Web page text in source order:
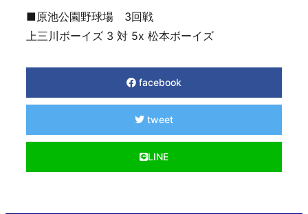
■原池公園野球場 3回戦
上三川ボーイズ 3 対 5x 松本ボーイズ
facebook
tweet
LINE